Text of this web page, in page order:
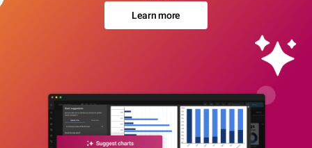
Learn more